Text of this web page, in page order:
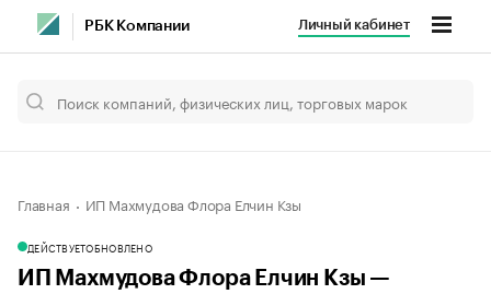
РБК Компании Личный кабинет
Главная ИП Махмудова Флора Елчин Кзы
ДЕЙСТВУЕТОБНОВЛЕНО
ИП Махмудова Флора Елчин Кзы —